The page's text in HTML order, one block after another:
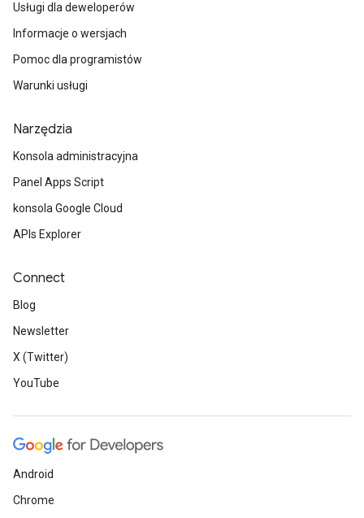
Usługi dla deweloperów
Informacje o wersjach
Pomoc dla programistów
Warunki usługi
Narzędzia
Konsola administracyjna
Panel Apps Script
konsola Google Cloud
APIs Explorer
Connect
Blog
Newsletter
X (Twitter)
YouTube
Android
Chrome